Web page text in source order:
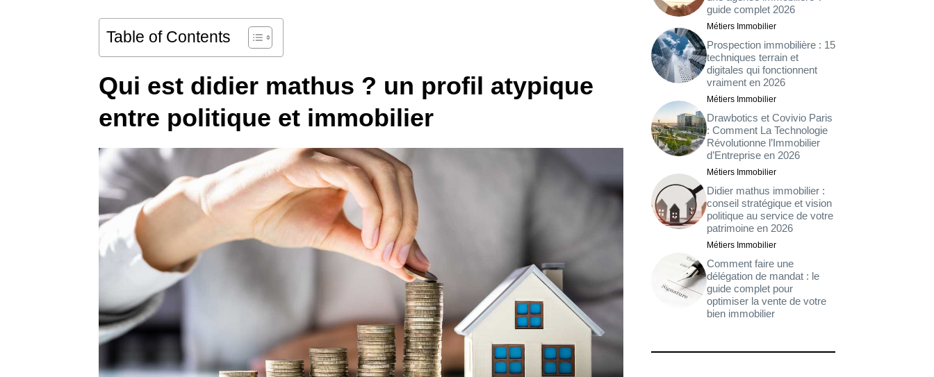
Table of Contents
Qui est didier mathus ? un profil atypique
entre politique et immobilier
guide complet 2026
Métiers Immobilier
Prospection immobilière : 15
techniques terrain et
digitales qui fonctionnent
vraiment en 2026
Métiers Immobilier
Drawbotics et Covivio Paris
: Comment La Technologie
Révolutionne l’Immobilier
d’Entreprise en 2026
Métiers Immobilier
Didier mathus immobilier :
conseil stratégique et vision
politique au service de votre
patrimoine en 2026
Métiers Immobilier
Comment faire une
délégation de mandat : le
guide complet pour
optimiser la vente de votre
bien immobilier